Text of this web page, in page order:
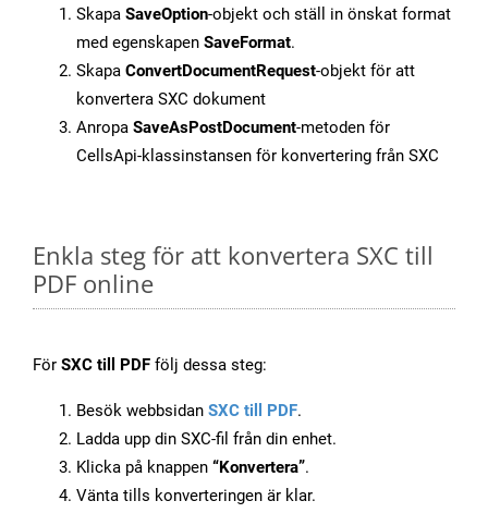
Skapa SaveOption-objekt och ställ in önskat format
med egenskapen SaveFormat.
Skapa ConvertDocumentRequest-objekt för att
konvertera SXC dokument
Anropa SaveAsPostDocument-metoden för
CellsApi-klassinstansen för konvertering från SXC
Enkla steg för att konvertera SXC till
PDF online
För SXC till PDF följ dessa steg:
Besök webbsidan SXC till PDF.
Ladda upp din SXC-fil från din enhet.
Klicka på knappen “Konvertera”.
Vänta tills konverteringen är klar.